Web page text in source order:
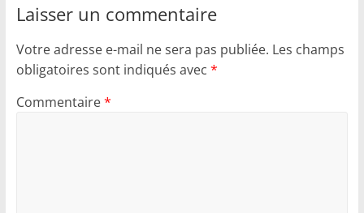
Laisser un commentaire
Votre adresse e-mail ne sera pas publiée. Les champs
obligatoires sont indiqués avec *
Commentaire*